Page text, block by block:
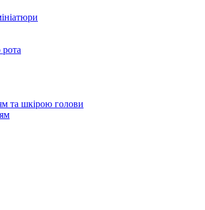
та шкірою голови